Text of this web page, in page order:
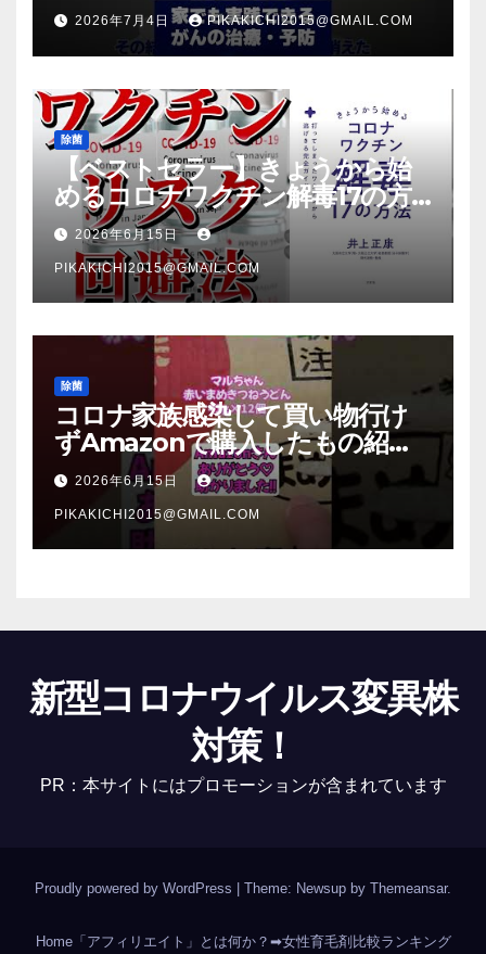
2026年7月4日 PIKAKICHI2015@GMAIL.COM
除菌
【ベストセラー】きょうから始
めるコロナワクチン解毒17の方
法【本要約】
2026年6月15日
PIKAKICHI2015@GMAIL.COM
除菌
コロナ家族感染して買い物行け
ずAmazonで購入したもの紹
介 #Shorts
2026年6月15日
PIKAKICHI2015@GMAIL.COM
新型コロナウイルス変異株
対策！
PR：本サイトにはプロモーションが含まれています
Proudly powered by WordPress Theme: Newsup by Themeansar.
Home「アフィリエイト」とは何か？ ➡女性育毛剤比較ランキング